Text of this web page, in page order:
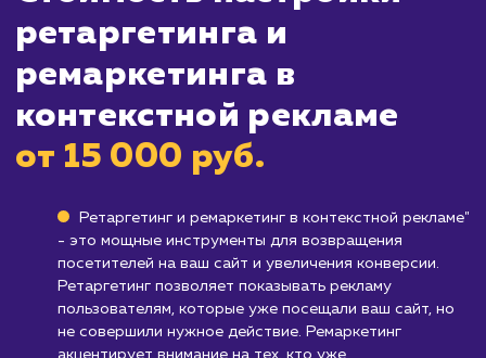
Если ваш бизнес предлагает товары или
которые клиенты приобретают только один
раз, ретаргетинг и ремаркетинг могут быть
так эффективны.
Компаниям с очень малым бюджетом
Ретаргетинг и ремаркетинг - это стратегии,
которые требуют дополнительного
для рекламы, и могут быть неудобны для
бизнесов с очень ограниченными